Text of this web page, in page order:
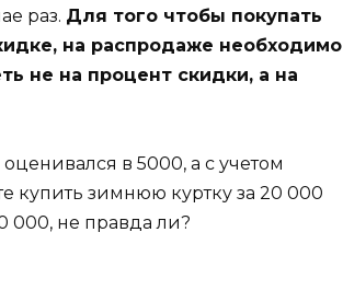
раз. Для того чтобы покупать
на распродаже необходимо
не на процент скидки, а на
в 5000, а с учетом
купить зимнюю куртку за 20 000
000, не правда ли?